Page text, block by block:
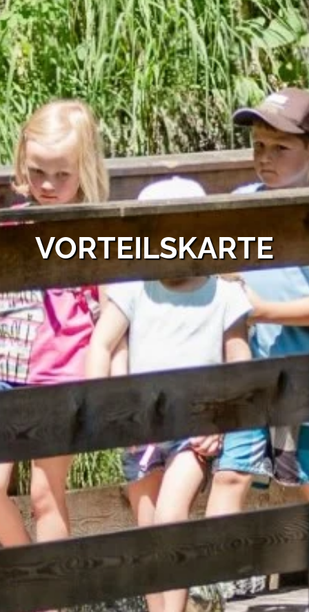
VORTEILSKARTE